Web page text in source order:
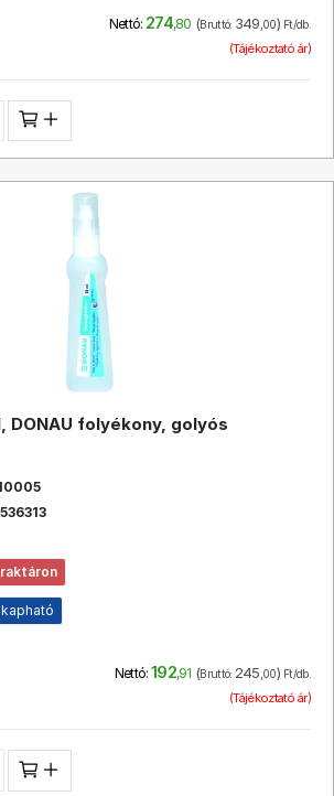
Nettó: 274,80 (Bruttó: 349,00) Ft/db.
(Tájékoztató ár)
DONAU folyékony, golyós
Nettó: 192,91 (Bruttó: 245,00) Ft/db.
(Tájékoztató ár)